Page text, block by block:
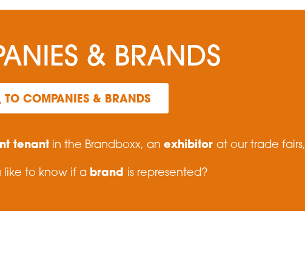
& BRANDS
TO COMPANIES & BRANDS
tenantin the Brandboxx, an exhibitor at our trade fairs,
like to know if a brand is represented?